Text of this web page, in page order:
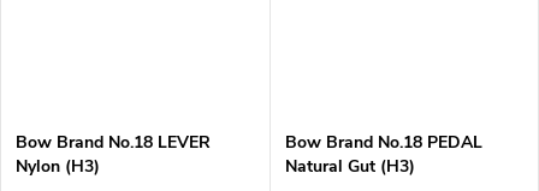
Bow Brand No.18 LEVER
Nylon (H3)
Bow Brand No.18 PEDAL
Natural Gut (H3)